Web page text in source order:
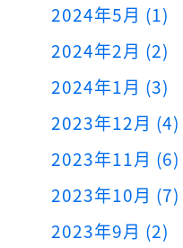
2024年5月 (1)
2024年2月 (2)
2024年1月 (3)
2023年12月 (4)
2023年11月 (6)
2023年10月 (7)
2023年9月 (2)